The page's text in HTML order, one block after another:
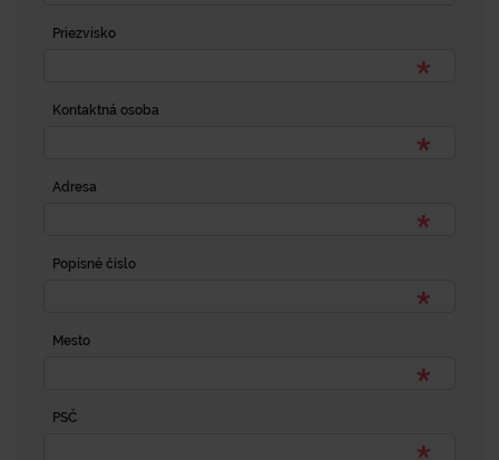
Priezvisko
Kontaktná osoba
Adresa
Popisné číslo
Mesto
PSČ